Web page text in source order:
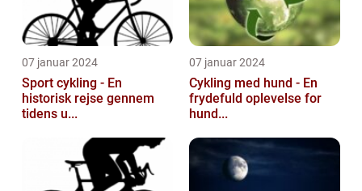
07 januar 2024
Sport cykling - En
historisk rejse gennem
tidens u...
07 januar 2024
Cykling med hund - En
frydefuld oplevelse for
hund...